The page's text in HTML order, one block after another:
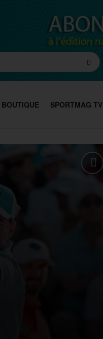
BOUTIQUE SPORTMAG TV